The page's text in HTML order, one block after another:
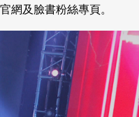
網及臉書粉絲專頁。